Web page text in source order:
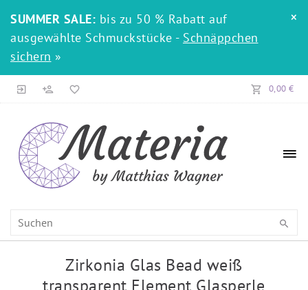
SUMMER SALE: bis zu 50 % Rabatt auf
ausgewählte Schmuckstücke - Schnäppchen
sichern »
×
0,00 €
Zirkonia Glas Bead weiß
transparent Element Glasperle